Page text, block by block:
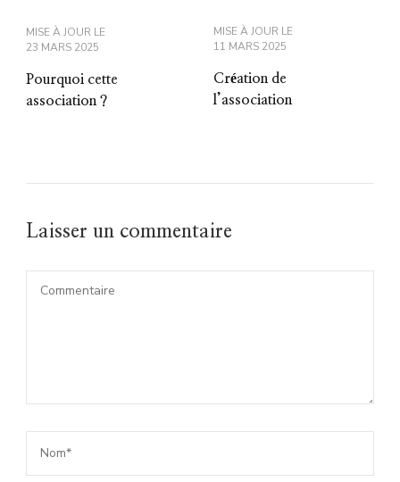
MISE À JOUR LE
23 MARS 2025
Pourquoi cette
association ?
MISE À JOUR LE
11 MARS 2025
Création de
l’association
Laisser un commentaire